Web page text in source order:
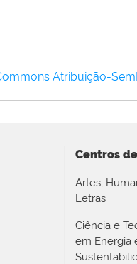
Atribuição-
Centros
Artes,
Letras
Ciência e
em Energia